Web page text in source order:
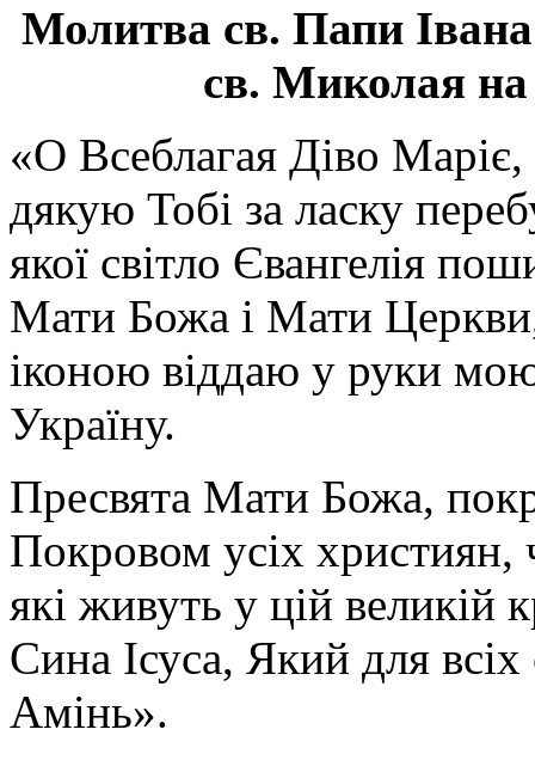
Молитва св. Папи
св. Миколая на
«О Всеблагая Діво
дякую Тобі за ласку
якої світло Євангелія
Мати Божа і Мати
іконою віддаю у руки
Україну.
Пресвята Мати Божа,
Покровом усіх християн,
які живуть у цій великій
Сина Ісуса, Який для
Амінь».